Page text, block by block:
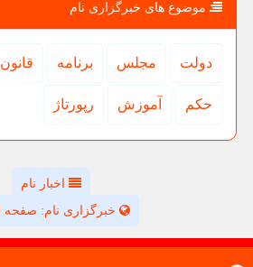
موضوع های خبرگزاری نام
دولت مجلس برنامه قانون
حكم آموزش رپورتاژ
اخبار نام
خبرگزاری نام: صفحه